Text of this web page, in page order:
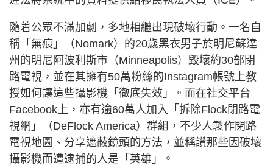
隨着公眾不滿加劇，多地相繼出現破壞行動。一名自
稱「無痕」（Nomark）的20歲黑衣男子於明尼蘇達
州的明尼阿波利斯市（Minneapolis）毀壞約30部閉
路電視，並在其擁有50萬粉絲的Instagram帳號上教
授如何讓這些攝影機「徹底失效」。而在社交平台
Facebook上，亦有逾60萬人加入「拆除Flock閉路電
視網」（DeFlock America）群組，不少人製作閉路
電視地圖、分享遮蔽鏡頭的方法，並稱讚那些因破壞
攝影機而遭逮捕的人是「英雄」。